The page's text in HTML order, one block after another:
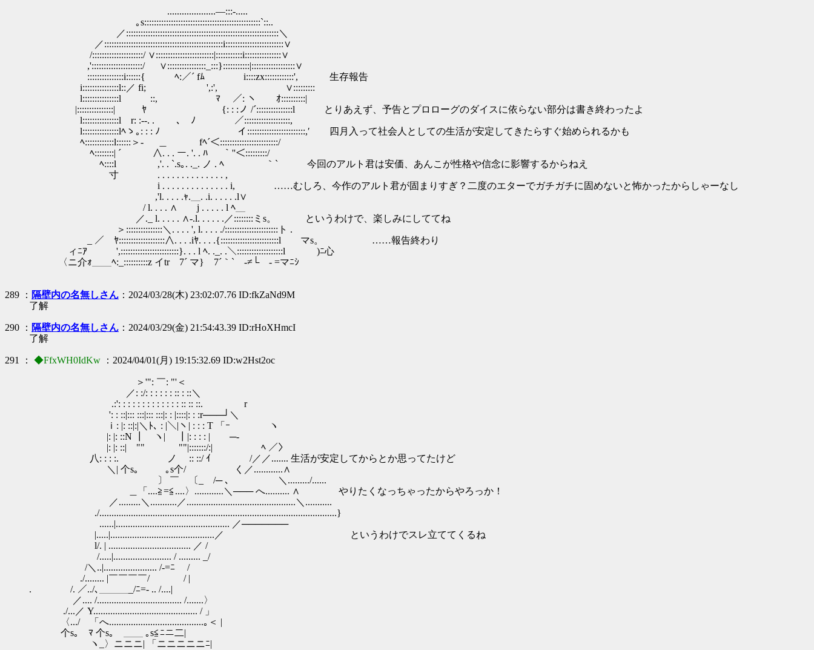
....................―:::-.....
｡s::::::::::::::::::::::::::::::::::::::::::::::::`::..
／:::::::::::::::::::::::::::::::::::::::::::::::::::::::::::::::＼
／:::::::::::::::::::::::::::::::::::::::::::::::::i::::::::::::::::::::::::∨
/:::::::::::::::::::::/ ∨::::::::::::::::::::::::|:::::::::::i:::::::::::::::∨
,':::::::::::::::::::::/ ∨::::::::::::::::_:::}:::::::::::|::::::::::::::::::∨
:::::::::::::::i::::::{ ﾍ:／´ fﾑ ￣￣i::::zx::::::::::::', 生存報告
i:::::::::::::::l::／ fi; ',:', ∨:::::::::
l:::::::::::::::l ::, ﾏ ／: ヽ ｵ::::::::::|
|:::::::::::::::| ﾔ {: : :ノ /´:::::::::::::::l とりあえず、予告とプロローグのダイスに依らない部分は書き終わったよ
l:::::::::::::::l r: :‐-. . ､ ﾉ ￣ ／:::::::::::::::::::,
l:::::::::::::::lﾍゝ｡: : : ﾉ イ::::::::::::::::::::::::,′ 四月入って社会人としての生活が安定してきたらすぐ始められるかも
ﾍ::::::::::::l::::::＞- ＿ fﾍ´＜::::::::::::::::::::::::/
ﾍ::::::::| ´ ∧. . . ー. '. . ﾊ ｀''＜:::::::::/
ﾍ::::l ,'. . `.s｡. ._. ノ . ﾍ ｀` 今回のアルト君は安価、あんこが性格や信念に影響するからねえ
寸 . . . . . . . . . . . . . . ,
i . . . . . . . . . . . . . . i, ……むしろ、今作のアルト君が固まりすぎ？二度のエターでガチガチに固めないと怖かったからしゃーなし
,'l. . . . .ｬ.＿. .i. . . . . .l∨
/ l. . . . ∧ j . . . . . l ﾍ＿
／._ l. . . . . ∧-.l. . . . . .／::::::::ミs。 というわけで、楽しみにしててね
＞:::::::::::::::＼. . . . ', l. . . . ./::::::::::::::::::::::ト .
_ ／ ﾔ:::::::::::::::::::∧. . . .iﾔ. . . .{::::::::::::::::::::::::l マs。 ……報告終わり
ィﾆｱ ',::::::::::::::::::::::::}. . . l ﾍ. ._. .＼:::::::::::::::::::l )ﾆ心
〈ニ介ｫ＿＿ﾍ:_::::::::::z イtr 7´ マ}ゝ7´｀` -≠└ ‐ =マﾆｼ
289 ： 隔壁内の名無しさん ：2024/03/28(木) 23:02:07.76 ID:fkZaNd9M
了解
290 ： 隔壁内の名無しさん ：2024/03/29(金) 21:54:43.39 ID:rHoXHmcI
了解
291 ： ◆FfxWH0IdKw ：2024/04/01(月) 19:15:32.69 ID:w2Hst2oc
＞'": ￣: "'＜
／: :/: : : : : : :: : ::＼
.:': : : : : : : : : : : : : :: :: ::. r
': : ::|::: :::|::: :::|: : |::::|: : :r───┘＼
ｉ: |: ::|:|＼ﾄ､ : |＼|ヽ| : : : T 「ｰ ヽ
|: |: ::N ┃ ヽ| ┃|: : : : | ゝ─‐
|: |: ::| "" ""|:::::::/:| ﾍ ／〉
八: : : :. ゝ ノ :: ::/ ｲ /／／....... 生活が安定してからとか思ってたけど
＼| 个s｡ ｡s个/ く／............∧
〕 ￣ 〔_ /─ ､ ＼........./......
＿「....≧=≦....〉............＼─── へ.......... ∧ やりたくなっちゃったからやろっか！
／.........＼...........／.............................................＼...........
./..................................................................................................}
......|............................................... ／───────
|.....|...........................................／ というわけでスレ立ててくるね
l/. | .................................. ／ /
/.....|........................ / ......... _/
/＼..|...................... /-=ﾆ /
./........ |￣￣￣￣/ / |
. /. ／../､＿＿＿_/ﾆ=- .. /....|
／.... /................................... /.......〉
./...／ Y........................................... / 」
〈.../ 「へ.......................................｡＜ |
个s｡ ﾏ 个s｡ ＿＿ ｡s≦ﾆニ二|
ヽ_〉ニニニ| 「ニニニニニﾆ|